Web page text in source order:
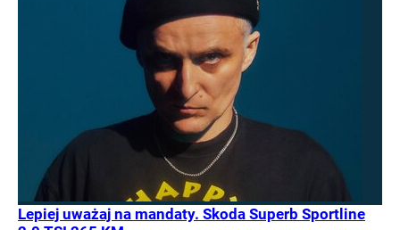
Lepiej uważaj na mandaty. Skoda Superb Sportline